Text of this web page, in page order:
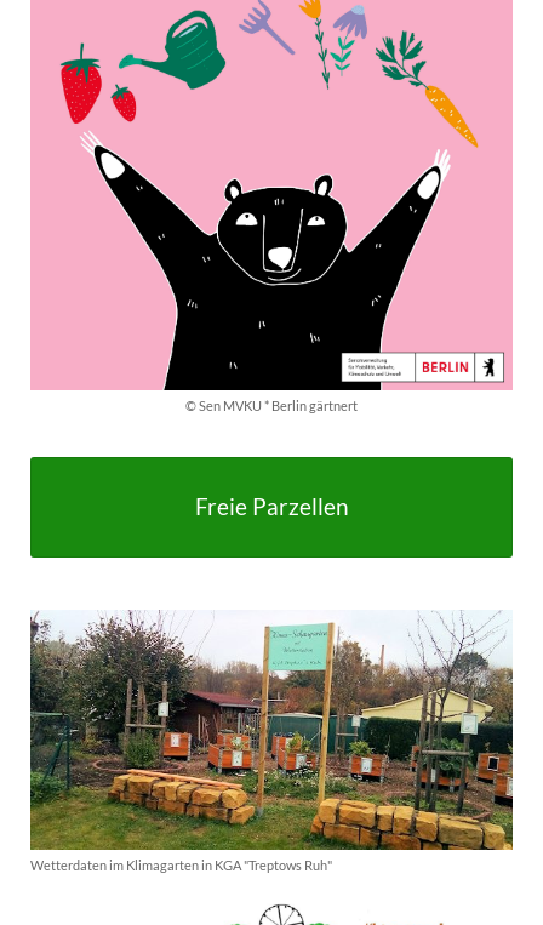
© Sen MVKU * Berlin gärtnert
Freie Parzellen
Wetterdaten im Klimagarten in KGA "Treptows Ruh"